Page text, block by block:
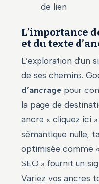
de lien
L’importance
et du texte
L’exploration d’un
de ses chemins.
d’ancrage pour
la page de
ancre « cliquez ici
sémantique nulle,
optimisée comme
SEO » fournit un
Variez vos ancres